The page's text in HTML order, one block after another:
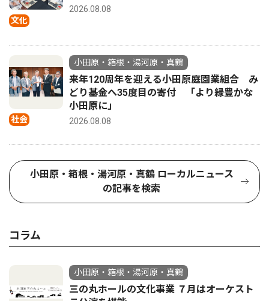
文化
2026.08.08
社会
小田原・箱根・湯河原・真鶴
来年120周年を迎える小田原庭園業組合 み
どり基金へ35度目の寄付 「より緑豊かな
小田原に」
2026.08.08
小田原・箱根・湯河原・真鶴 ローカルニュース
の記事を検索
コラム
小田原・箱根・湯河原・真鶴
三の丸ホールの文化事業 ７月はオーケスト